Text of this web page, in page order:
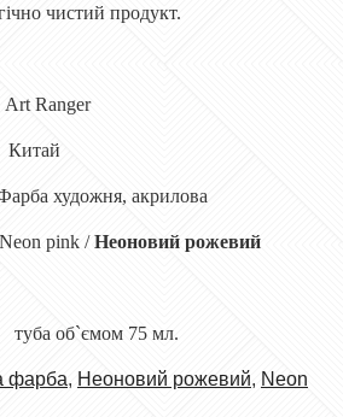
чистий продукт.
Ranger
акрилова
pink /Неоновий рожевий
об`ємом 75 мл.
фарба, Неоновий рожевий, Neon